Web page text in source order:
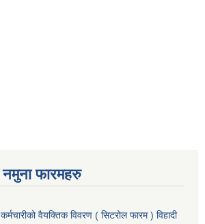
नमुना फारमहरु
कर्मचारीको वैयक्तिक विवरण ( सिटरोल फारम ) विहादी